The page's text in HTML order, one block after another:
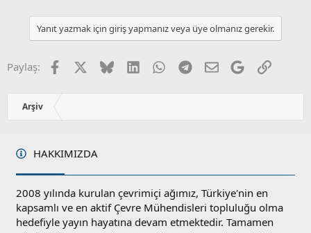
i
h
i
:
Yanıt yazmak için giriş yapmanız veya üye olmanız gerekir.
Paylaş: Facebook BlueskyLinkedInWhatsApp
Telegram
E-postaGoogleLink
Arşiv
HAKKIMIZDA
2008 yılında kurulan çevrimiçi ağımız, Türkiye'nin en
kapsamlı ve en aktif Çevre Mühendisleri topluluğu olma
hedefiyle yayın hayatına devam etmektedir. Tamamen